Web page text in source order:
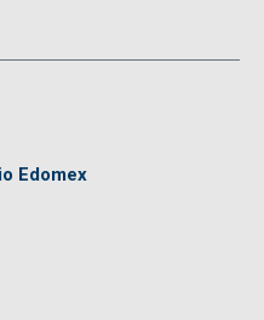
Edomex